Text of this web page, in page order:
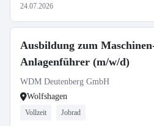
24.07.2026
Ausbildung zum
Anlagenführer (m/w/d)
WDM Deutenberg GmbH
Wolfshagen
Vollzeit Jobrad